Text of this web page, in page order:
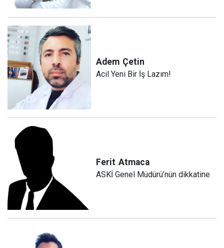
Adem Çetin
Acil Yeni Bir İş Lazım!
Ferit Atmaca
ASKİ Genel Müdürü’nün dikkatine